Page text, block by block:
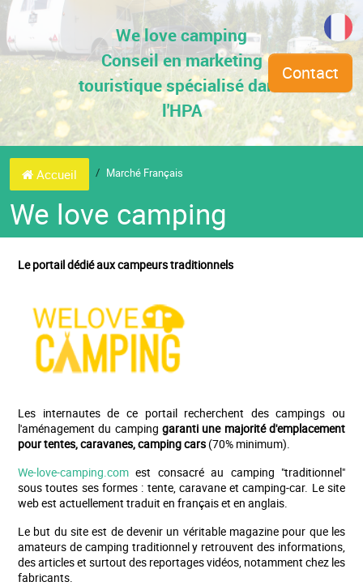
We love camping
Conseil en marketing
touristique spécialisé dans
l'HPA
Contact
Accueil Marché Français
We love camping
Le portail dédié aux campeurs traditionnels
Les internautes de ce portail recherchent des campings ou
l'aménagement du camping garanti une majorité d'emplacement
pour tentes, caravanes, camping cars (70% minimum).
We-love-camping.com est consacré au camping "traditionnel"
sous toutes ses formes : tente, caravane et camping-car. Le site
web est actuellement traduit en français et en anglais.
Le but du site est de devenir un véritable magazine pour que les
amateurs de camping traditionnel y retrouvent des informations,
des articles et surtout des reportages vidéos, notamment chez les
fabricants.